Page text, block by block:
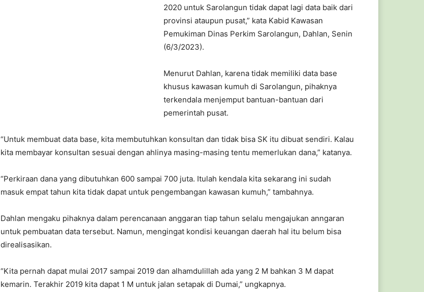
2020 untuk Sarolangun tidak dapat lagi data baik dari
provinsi ataupun pusat,” kata Kabid Kawasan
Pemukiman Dinas Perkim Sarolangun, Dahlan, Senin
(6/3/2023).
Menurut Dahlan, karena tidak memiliki data base
khusus kawasan kumuh di Sarolangun, pihaknya
terkendala menjemput bantuan-bantuan dari
pemerintah pusat.
“Untuk membuat data base, kita membutuhkan konsultan dan tidak bisa SK itu dibuat sendiri. Kalau
kita membayar konsultan sesuai dengan ahlinya masing-masing tentu memerlukan dana,” katanya.
“Perkiraan dana yang dibutuhkan 600 sampai 700 juta. Itulah kendala kita sekarang ini sudah
masuk empat tahun kita tidak dapat untuk pengembangan kawasan kumuh,” tambahnya.
Dahlan mengaku pihaknya dalam perencanaan anggaran tiap tahun selalu mengajukan anngaran
untuk pembuatan data tersebut. Namun, mengingat kondisi keuangan daerah hal itu belum bisa
direalisasikan.
“Kita pernah dapat mulai 2017 sampai 2019 dan alhamdulillah ada yang 2 M bahkan 3 M dapat
kemarin. Terakhir 2019 kita dapat 1 M untuk jalan setapak di Dumai,” ungkapnya.